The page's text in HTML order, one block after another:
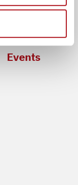
Events